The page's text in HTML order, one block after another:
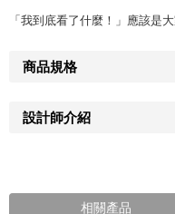
「我到底看了什麼！」應該是
商品規格
設計師介紹
相關產品